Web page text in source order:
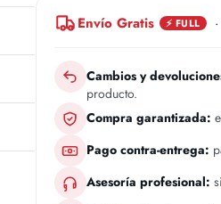
Envío Gratis ⚡ FULL
Cambios y
producto.
Compra garantizada:
Pago contra-entrega:
Asesoría profesional: